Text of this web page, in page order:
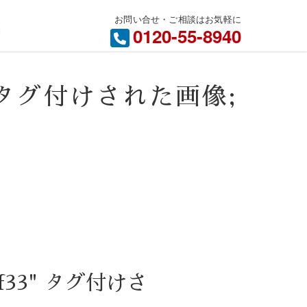
お問い合せ・ご相談はお気軽に
0120-55-8940
付けされた画像;
タグ付けさ